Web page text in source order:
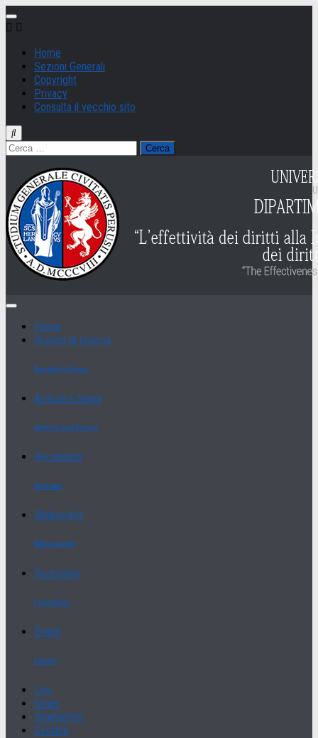
Salta
al
Home
Sezioni Generali
Copyright
Privacy
Consulta il vecchio sito
Ricerca
per:
Home
Gruppo di ricerca
Research Group
Articoli e Saggi
Articles and Essays
Recensioni
Reviews
Bibliografia
Bibliography
Normativa
Legislation
Eventi
Events
Link
News
Newsletter
Contatti